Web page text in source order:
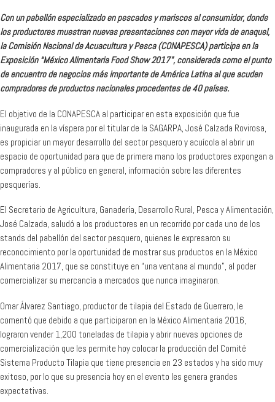
Con un pabellón especializado en pescados y mariscos al consumidor, donde
los productores muestran nuevas presentaciones con mayor vida de anaquel,
la Comisión Nacional de Acuacultura y Pesca (CONAPESCA) participa en la
Exposición “México Alimentaria Food Show 2017”, considerada como el punto
de encuentro de negocios más importante de América Latina al que acuden
compradores de productos nacionales procedentes de 40 países.
El objetivo de la CONAPESCA al participar en esta exposición que fue
inaugurada en la víspera por el titular de la SAGARPA, José Calzada Rovirosa,
es propiciar un mayor desarrollo del sector pesquero y acuícola al abrir un
espacio de oportunidad para que de primera mano los productores expongan a
compradores y al público en general, información sobre las diferentes
pesquerías.
El Secretario de Agricultura, Ganadería, Desarrollo Rural, Pesca y Alimentación,
José Calzada, saludó a los productores en un recorrido por cada uno de los
stands del pabellón del sector pesquero, quienes le expresaron su
reconocimiento por la oportunidad de mostrar sus productos en la México
Alimentaria 2017, que se constituye en “una ventana al mundo”, al poder
comercializar su mercancía a mercados que nunca imaginaron.
Omar Álvarez Santiago, productor de tilapia del Estado de Guerrero, le
comentó que debido a que participaron en la México Alimentaria 2016,
lograron vender 1,200 toneladas de tilapia y abrir nuevas opciones de
comercialización que les permite hoy colocar la producción del Comité
Sistema Producto Tilapia que tiene presencia en 23 estados y ha sido muy
exitoso, por lo que su presencia hoy en el evento les genera grandes
expectativas.